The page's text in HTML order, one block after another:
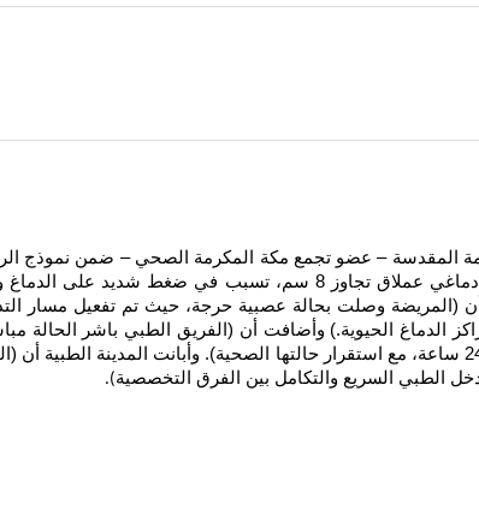
المقدسة – عضو تجمع مكة المكرمة الصحي – ضمن نموذج
إندونيسية تعرضت لتدهور حاد في مستوى الوعي نتيجة ورم دماغي
(المريضة وصلت بحالة عصبية حرجة، حيث تم تفعيل مسار
الحيوية.) وأضافت أن (الفريق الطبي باشر الحالة
تحسنًا سريعًا تمثل في استعادة الوعي والحركة خلال أقل من 24 ساعة، مع استقرار
).